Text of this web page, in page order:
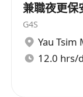
福利
提供具競爭
工作時間集
之求職者
兼職夜更保
G4S
Yau Tsim
12.0 hrs/